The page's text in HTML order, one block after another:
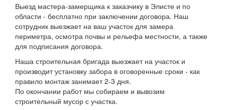
Выезд мастера-замерщика к заказчику в Элисте и по
области - бесплатно при заключении договора. Наш
сотрудник выезжает на ваш участок для замера
периметра, осмотра почвы и рельефа местности, а также
для подписания договора.
Наша строительная бригада выезжает на участок и
производит установку забора в оговоренные сроки - как
правило монтаж занимает 2-3 дня.
По окончании работ мы собираем и вывозим
строительный мусор с участка.